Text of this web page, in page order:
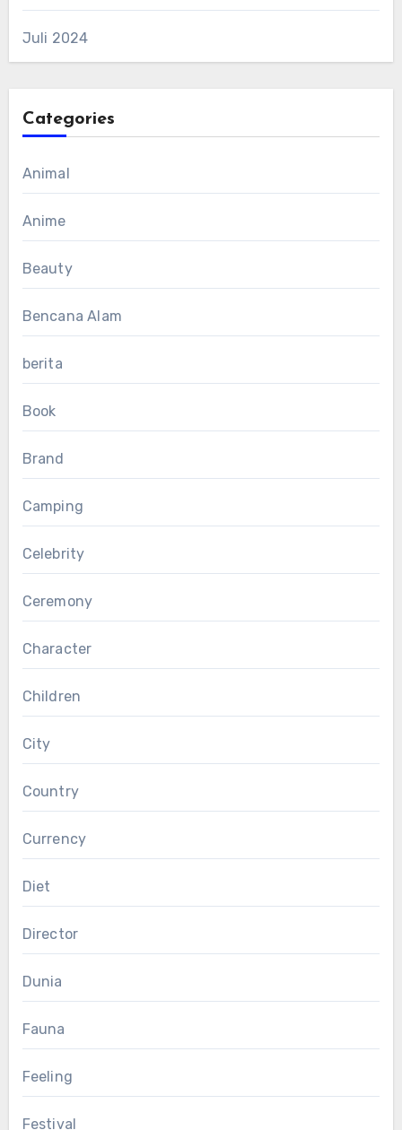
Juli 2024
Categories
Animal
Anime
Beauty
Bencana Alam
berita
Book
Brand
Camping
Celebrity
Ceremony
Character
Children
City
Country
Currency
Diet
Director
Dunia
Fauna
Feeling
Festival